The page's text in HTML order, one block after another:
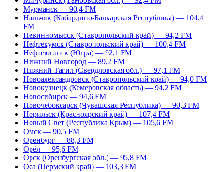
Мурманск — 90,4 FM
Нальчик (Кабардино-Балкарская Республика) — 104,4
FM
Невинномысск (Ставропольский край) — 94,2 FM
Нефтекумск (Ставропольский край) — 100,4 FM
Нефтеюганск (Югра) — 92,1 FM
Нижний Новгород — 89,2 FM
Нижний Тагил (Свердловская обл.) — 97,1 FM
Новоалександровск (Ставропольский край) — 94,0 FM
Новокузнецк (Кемеровская область) — 94,2 FM
Новосибирск — 94,6 FM
Новочебоксарск (Чувашская Республика) — 90,3 FM
Норильск (Красноярский край) — 107,4 FM
Новый Свет (Республика Крым) — 105,6 FM
Омск — 90,5 FM
Оренбург — 88,3 FM
Орёл — 95,6 FM
Орск (Оренбургская обл.) — 95,8 FM
Оса (Пермский край) — 103,3 FM